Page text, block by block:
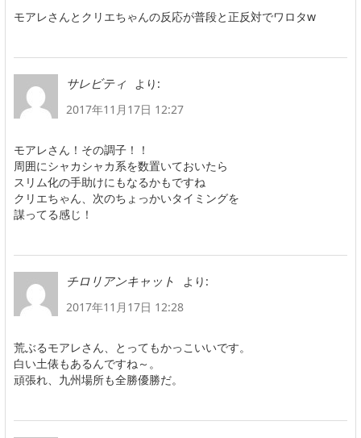
モアレさんとクリエちゃんの反応が普段と正反対でワロタw
サレビティ
より:
2017年11月17日 12:27
モアレさん！その調子！！
周囲にシャカシャカ系を数置いておいたら
スリム化の手助けにもなるかもですね
クリエちゃん、次のちょっかいタイミングを
謀ってる感じ！
チロリアンキャット
より:
2017年11月17日 12:28
荒ぶるモアレさん、とってもかっこいいです。
白い土俵もあるんですね～。
頑張れ、九州場所も全勝優勝だ。